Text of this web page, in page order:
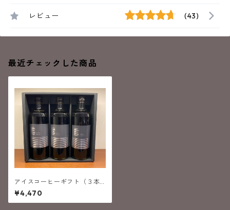
レビュー (43)
最近チェックした商品
アイスコーヒーギフト（３本
入）
¥4,470